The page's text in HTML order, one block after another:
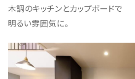
木調のキッチンとカップボードで
明るい雰囲気に。